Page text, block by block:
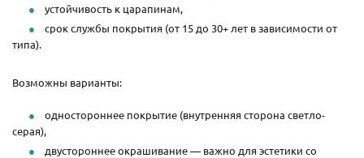
устойчивость к царапинам,
срок службы покрытия (от 15 до 30+ лет в зависимости от
типа).
Возможны варианты:
одностороннее покрытие (внутренняя сторона светло-
серая),
двустороннее окрашивание — важно для эстетики со